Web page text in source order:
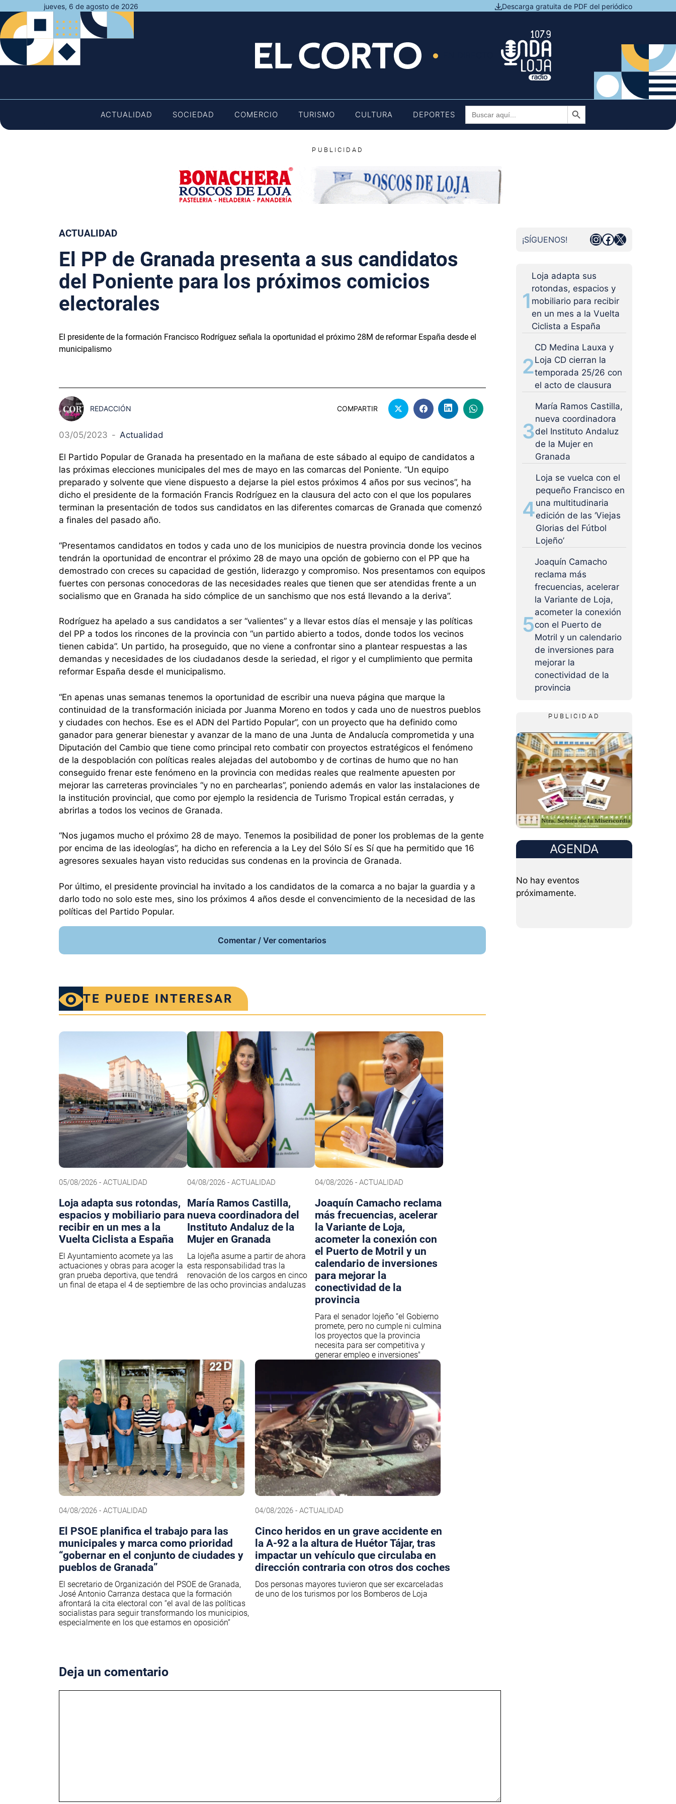
al
contenido
jueves, 6 de agosto de 2026 Descarga gratuita de PDF del periódico
ACTUALIDAD SOCIEDAD COMERCIO TURISMO CULTURA DEPORTES
Buscar: Botón de búsqueda
PUBLICIDAD
ACTUALIDAD
El PP de Granada presenta a sus candidatos
del Poniente para los próximos comicios
electorales
El presidente de la formación Francisco Rodríguez señala la oportunidad el próximo 28M de reformar España desde el
municipalismo
REDACCIÓN COMPARTIR
03/05/2023 - Actualidad
El Partido Popular de Granada ha presentado en la mañana de este sábado al equipo de candidatos a
las próximas elecciones municipales del mes de mayo en las comarcas del Poniente. “Un equipo
preparado y solvente que viene dispuesto a dejarse la piel estos próximos 4 años por sus vecinos”, ha
dicho el presidente de la formación Francis Rodríguez en la clausura del acto con el que los populares
terminan la presentación de todos sus candidatos en las diferentes comarcas de Granada que comenzó
a finales del pasado año.
“Presentamos candidatos en todos y cada uno de los municipios de nuestra provincia donde los vecinos
tendrán la oportunidad de encontrar el próximo 28 de mayo una opción de gobierno con el PP que ha
demostrado con creces su capacidad de gestión, liderazgo y compromiso. Nos presentamos con equipos
fuertes con personas conocedoras de las necesidades reales que tienen que ser atendidas frente a un
socialismo que en Granada ha sido cómplice de un sanchismo que nos está llevando a la deriva”.
Rodríguez ha apelado a sus candidatos a ser “valientes” y a llevar estos días el mensaje y las políticas
del PP a todos los rincones de la provincia con “un partido abierto a todos, donde todos los vecinos
tienen cabida”. Un partido, ha proseguido, que no viene a confrontar sino a plantear respuestas a las
demandas y necesidades de los ciudadanos desde la seriedad, el rigor y el cumplimiento que permita
reformar España desde el municipalismo.
“En apenas unas semanas tenemos la oportunidad de escribir una nueva página que marque la
continuidad de la transformación iniciada por Juanma Moreno en todos y cada uno de nuestros pueblos
y ciudades con hechos. Ese es el ADN del Partido Popular”, con un proyecto que ha definido como
ganador para generar bienestar y avanzar de la mano de una Junta de Andalucía comprometida y una
Diputación del Cambio que tiene como principal reto combatir con proyectos estratégicos el fenómeno
de la despoblación con políticas reales alejadas del autobombo y de cortinas de humo que no han
conseguido frenar este fenómeno en la provincia con medidas reales que realmente apuesten por
mejorar las carreteras provinciales “y no en parchearlas”, poniendo además en valor las instalaciones de
la institución provincial, que como por ejemplo la residencia de Turismo Tropical están cerradas, y
abrirlas a todos los vecinos de Granada.
“Nos jugamos mucho el próximo 28 de mayo. Tenemos la posibilidad de poner los problemas de la gente
por encima de las ideologías”, ha dicho en referencia a la Ley del Sólo Sí es Sí que ha permitido que 16
agresores sexuales hayan visto reducidas sus condenas en la provincia de Granada.
Por último, el presidente provincial ha invitado a los candidatos de la comarca a no bajar la guardia y a
darlo todo no solo este mes, sino los próximos 4 años desde el convencimiento de la necesidad de las
políticas del Partido Popular.
Comentar / Ver comentarios
TE PUEDE INTERESAR
05/08/2026 - ACTUALIDAD
Loja adapta sus rotondas,
espacios y mobiliario para
recibir en un mes a la
Vuelta Ciclista a España
El Ayuntamiento acomete ya las
actuaciones y obras para acoger la
gran prueba deportiva, que tendrá
un final de etapa el 4 de septiembre
04/08/2026 - ACTUALIDAD
María Ramos Castilla,
nueva coordinadora del
Instituto Andaluz de la
Mujer en Granada
La lojeña asume a partir de ahora
esta responsabilidad tras la
renovación de los cargos en cinco
de las ocho provincias andaluzas
04/08/2026 - ACTUALIDAD
Joaquín Camacho reclama
más frecuencias, acelerar
la Variante de Loja,
acometer la conexión con
el Puerto de Motril y un
calendario de inversiones
para mejorar la
conectividad de la
provincia
Para el senador lojeño “el Gobierno
promete, pero no cumple ni culmina
los proyectos que la provincia
necesita para ser competitiva y
generar empleo e inversiones"
04/08/2026 - ACTUALIDAD
El PSOE planifica el trabajo para las
municipales y marca como prioridad
“gobernar en el conjunto de ciudades y
pueblos de Granada”
El secretario de Organización del PSOE de Granada,
José Antonio Carranza destaca que la formación
afrontará la cita electoral con “el aval de las políticas
socialistas para seguir transformando los municipios,
especialmente en los que estamos en oposición”
04/08/2026 - ACTUALIDAD
Cinco heridos en un grave accidente en
la A-92 a la altura de Huétor Tájar, tras
impactar un vehículo que circulaba en
dirección contraria con otros dos coches
Dos personas mayores tuvieron que ser excarceladas
de uno de los turismos por los Bomberos de Loja
Deja un comentario
¡SÍGUENOS! Instagram
Facebook
X
1
Loja adapta sus
rotondas, espacios y
mobiliario para recibir
en un mes a la Vuelta
Ciclista a España
2
CD Medina Lauxa y
Loja CD cierran la
temporada 25/26 con
el acto de clausura
3
María Ramos Castilla,
nueva coordinadora
del Instituto Andaluz
de la Mujer en
Granada
4
Loja se vuelca con el
pequeño Francisco en
una multitudinaria
edición de las ‘Viejas
Glorias del Fútbol
Lojeño’
5
Joaquín Camacho
reclama más
frecuencias, acelerar
la Variante de Loja,
acometer la conexión
con el Puerto de
Motril y un calendario
de inversiones para
mejorar la
conectividad de la
provincia
PUBLICIDAD
AGENDA
No hay eventos
próximamente.